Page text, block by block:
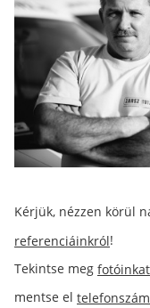
Kérjük, nézzen körül
referenciáinkról!
Tekintse meg fotóinkat
mentse el